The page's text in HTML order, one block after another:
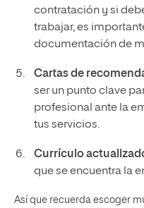
contratación y si
trabajar, es
documentación de
Cartas de
ser un punto clave
profesional ante la
tus servicios.
Currículo
que se encuentra la
Así que recuerda escoger